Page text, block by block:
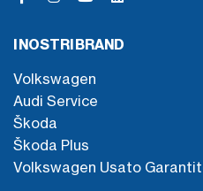
I NOSTRI BRAND
Volkswagen
Audi Service
Škoda
Škoda Plus
Volkswagen Usato